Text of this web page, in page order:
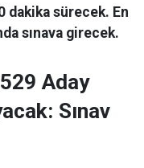
dakika sürecek. En
sınava girecek.
Aday
Sınav